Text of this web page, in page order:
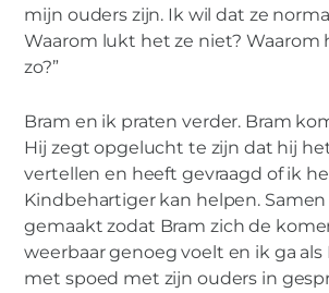
mijn ouders zijn. Ik wil dat ze
Waarom lukt het ze niet? Waarom
zo?”
Bram en ik praten verder. Bram
Hij zegt opgelucht te zijn dat hij
vertellen en heeft gevraagd of ik
Kindbehartiger kan helpen. Samen
gemaakt zodat Bram zich de
weerbaar genoeg voelt en ik ga
met spoed met zijn ouders in